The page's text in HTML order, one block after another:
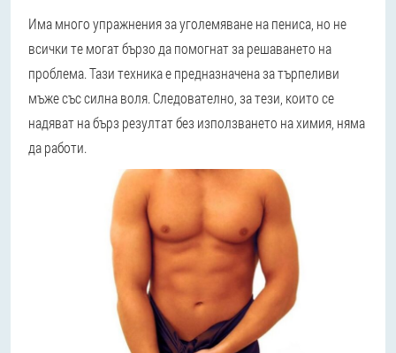
Има много упражнения за уголемяване на пениса, но не
всички те могат бързо да помогнат за решаването на
проблема. Тази техника е предназначена за търпеливи
мъже със силна воля. Следователно, за тези, които се
надяват на бърз резултат без използването на химия, няма
да работи.